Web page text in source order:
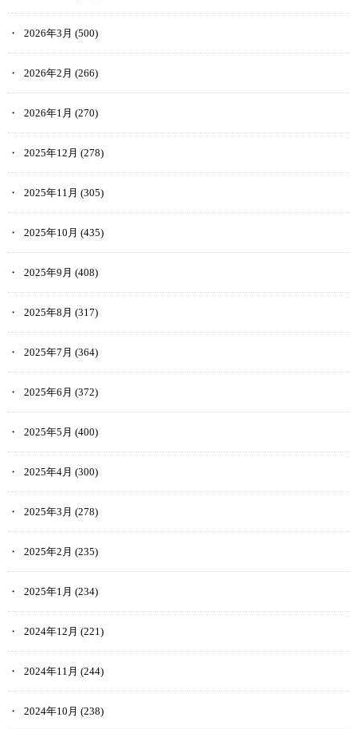
2026年3月 (500)
2026年2月 (266)
2026年1月 (270)
2025年12月 (278)
2025年11月 (305)
2025年10月 (435)
2025年9月 (408)
2025年8月 (317)
2025年7月 (364)
2025年6月 (372)
2025年5月 (400)
2025年4月 (300)
2025年3月 (278)
2025年2月 (235)
2025年1月 (234)
2024年12月 (221)
2024年11月 (244)
2024年10月 (238)